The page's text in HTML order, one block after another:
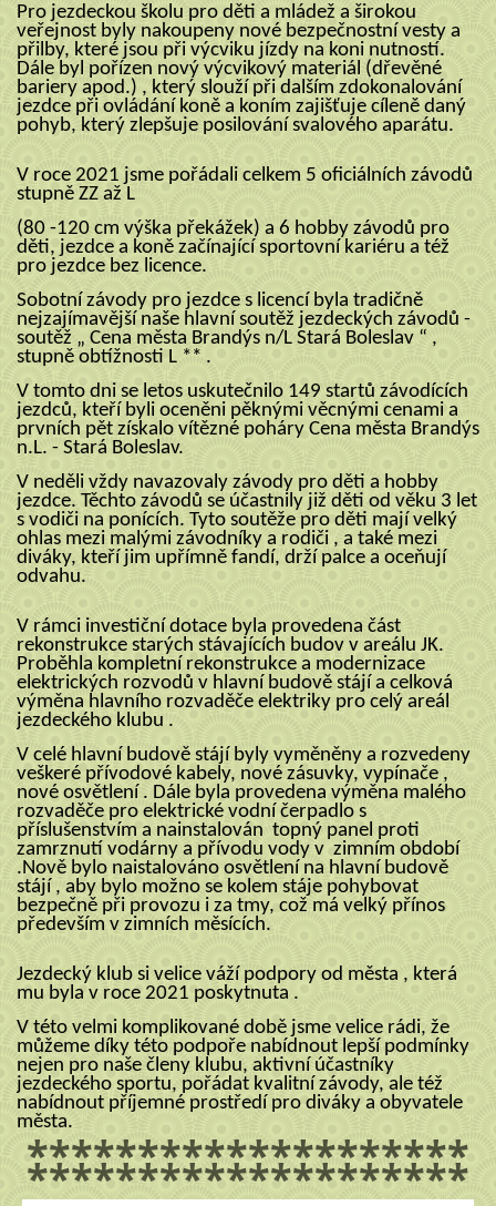
Pro jezdeckou školu pro děti a mládež a širokou
veřejnost byly nakoupeny nové bezpečnostní vesty a
přilby, které jsou při výcviku jízdy na koni nutností.
Dále byl pořízen nový výcvikový materiál (dřevěné
bariery apod.) , který slouží při dalším zdokonalování
jezdce při ovládání koně a koním zajišťuje cíleně daný
pohyb, který zlepšuje posilování svalového aparátu.
V roce 2021 jsme pořádali celkem 5 oficiálních závodů
stupně ZZ až L
(80 -120 cm výška překážek) a 6 hobby závodů pro
děti, jezdce a koně začínající sportovní kariéru a též
pro jezdce bez licence.
Sobotní závody pro jezdce s licencí byla tradičně
nejzajímavější naše hlavní soutěž jezdeckých závodů -
soutěž „ Cena města Brandýs n/L Stará Boleslav “ ,
stupně obtížnosti L ** .
V tomto dni se letos uskutečnilo 149 startů závodících
jezdců, kteří byli oceněni pěknými věcnými cenami a
prvních pět získalo vítězné poháry Cena města Brandýs
n.L. - Stará Boleslav.
V neděli vždy navazovaly závody pro děti a hobby
jezdce. Těchto závodů se účastnily již děti od věku 3 let
s vodiči na ponících. Tyto soutěže pro děti mají velký
ohlas mezi malými závodníky a rodiči , a také mezi
diváky, kteří jim upřímně fandí, drží palce a oceňují
odvahu.
V rámci investiční dotace byla provedena část
rekonstrukce starých stávajících budov v areálu JK.
Proběhla kompletní rekonstrukce a modernizace
elektrických rozvodů v hlavní budově stájí a celková
výměna hlavního rozvaděče elektriky pro celý areál
jezdeckého klubu .
V celé hlavní budově stájí byly vyměněny a rozvedeny
veškeré přívodové kabely, nové zásuvky, vypínače ,
nové osvětlení . Dále byla provedena výměna malého
rozvaděče pro elektrické vodní čerpadlo s
příslušenstvím a nainstalován topný panel proti
zamrznutí vodárny a přívodu vody v zimním období
.Nově bylo naistalováno osvětlení na hlavní budově
stájí , aby bylo možno se kolem stáje pohybovat
bezpečně při provozu i za tmy, což má velký přínos
především v zimních měsících.
Jezdecký klub si velice váží podpory od města , která
mu byla v roce 2021 poskytnuta .
V této velmi komplikované době jsme velice rádi, že
můžeme díky této podpoře nabídnout lepší podmínky
nejen pro naše členy klubu, aktivní účastníky
jezdeckého sportu, pořádat kvalitní závody, ale též
nabídnout příjemné prostředí pro diváky a obyvatele
města.
********************
********************